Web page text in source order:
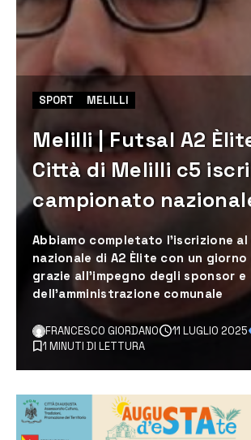
SPORT MELILLI
Melilli | Futsal A2
Città di Melilli c5
campionato
Abbiamo completato l’iscrizione
nazionale di A2 Èlite con un
grazie all’impegno degli sponsor e
dell’amministrazione comunale
FRANCESCO GIORDANO 11 LUGLIO 2025
1 MINUTI DI LETTURA